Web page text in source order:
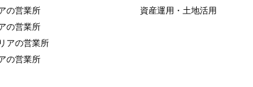
の営業所
の営業所
アの営業所
の営業所
資産運用・土地活用